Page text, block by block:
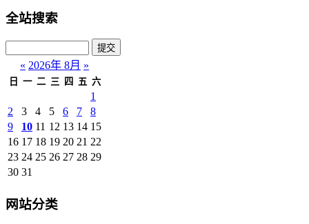
全站搜索
« 2026年 8月 »
日 一 二 三 四 五 六
1
2
3 4 5 6 7
8
9
10 11 12 13 14 15
16 17 18 19 20 21 22
23 24 25 26 27 28 29
30 31
网站分类